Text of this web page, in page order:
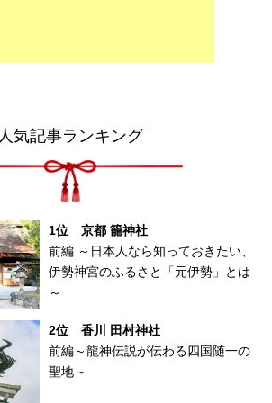
人気記事ランキング
1位 京都 籠神社
前編 ～日本人なら知っておきたい、
伊勢神宮のふるさと「元伊勢」とは
～
2位 香川 田村神社
前編～龍神伝説が伝わる四国随一の
聖地～